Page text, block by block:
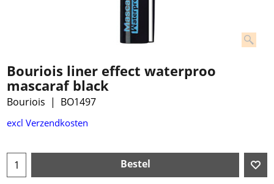
Bouriois liner effect waterproo
mascaraf black
Bouriois BO1497
excl Verzendkosten
Bestel